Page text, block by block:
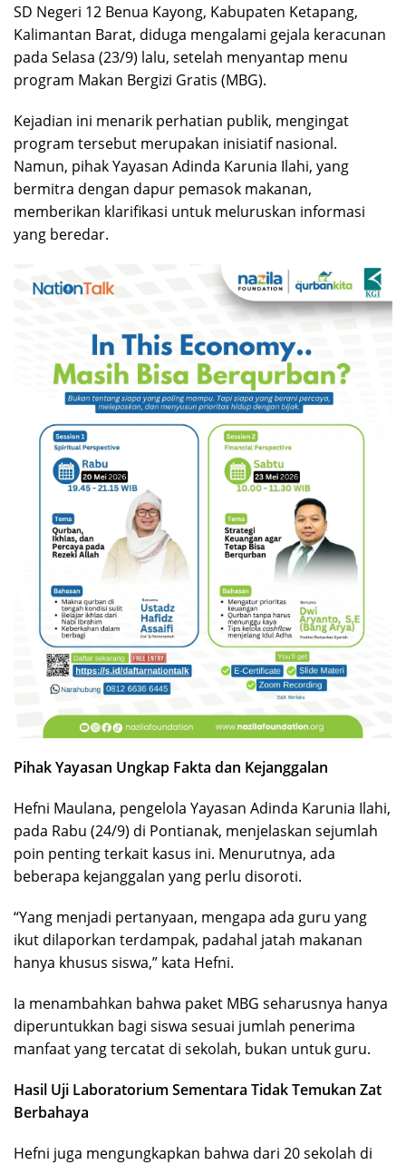
SD Negeri 12 Benua Kayong, Kabupaten Ketapang,
Kalimantan Barat, diduga mengalami gejala keracunan
pada Selasa (23/9) lalu, setelah menyantap menu
program Makan Bergizi Gratis (MBG).
Kejadian ini menarik perhatian publik, mengingat
program tersebut merupakan inisiatif nasional.
Namun, pihak Yayasan Adinda Karunia Ilahi, yang
bermitra dengan dapur pemasok makanan,
memberikan klarifikasi untuk meluruskan informasi
yang beredar.
Pihak Yayasan Ungkap Fakta dan Kejanggalan
Hefni Maulana, pengelola Yayasan Adinda Karunia Ilahi,
pada Rabu (24/9) di Pontianak, menjelaskan sejumlah
poin penting terkait kasus ini. Menurutnya, ada
beberapa kejanggalan yang perlu disoroti.
“Yang menjadi pertanyaan, mengapa ada guru yang
ikut dilaporkan terdampak, padahal jatah makanan
hanya khusus siswa,” kata Hefni.
Ia menambahkan bahwa paket MBG seharusnya hanya
diperuntukkan bagi siswa sesuai jumlah penerima
manfaat yang tercatat di sekolah, bukan untuk guru.
Hasil Uji Laboratorium Sementara Tidak Temukan Zat
Berbahaya
Hefni juga mengungkapkan bahwa dari 20 sekolah di